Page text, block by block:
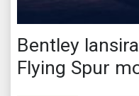
Bentley
Flying Spur